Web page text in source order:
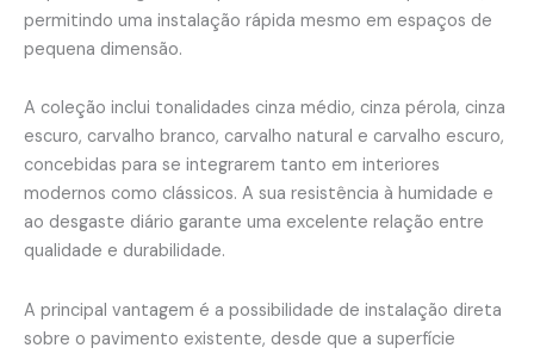
permitindo uma instalação rápida mesmo em espaços de
pequena dimensão.
A coleção inclui tonalidades cinza médio, cinza pérola, cinza
escuro, carvalho branco, carvalho natural e carvalho escuro,
concebidas para se integrarem tanto em interiores
modernos como clássicos. A sua resistência à humidade e
ao desgaste diário garante uma excelente relação entre
qualidade e durabilidade.
A principal vantagem é a possibilidade de instalação direta
sobre o pavimento existente, desde que a superfície